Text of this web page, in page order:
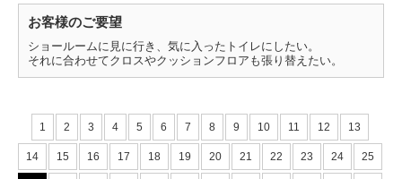
お客様のご要望
ショールームに見に行き、気に入ったトイレにしたい。
それに合わせてクロスやクッションフロアも張り替えたい。
1 2 3 4 5 6 7 8 9 10 11 12 13
14 15 16 17 18 19 20 21 22 23 24 25